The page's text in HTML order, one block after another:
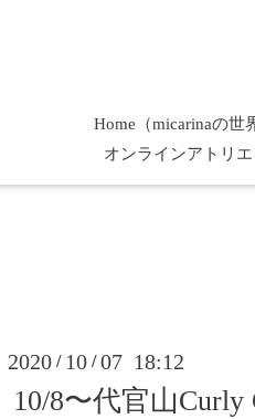
Home（micarinaの世
オンラインアトリエ
2020 / 10 /07 18:12
10/8〜代官山Curly